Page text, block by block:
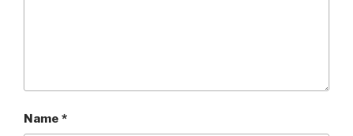
Name *